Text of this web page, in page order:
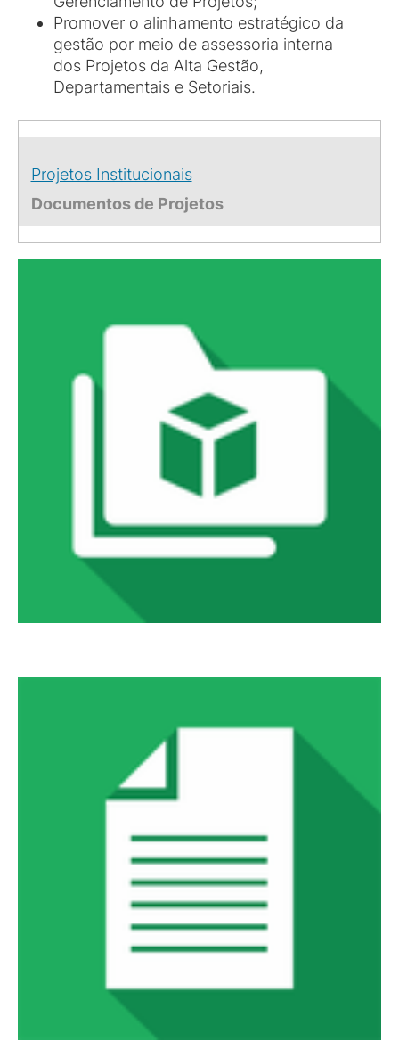
Promover o alinhamento estratégico da
gestão por meio de assessoria interna
dos Projetos da Alta Gestão,
Departamentais e Setoriais.
Projetos Institucionais
Documentos de Projetos